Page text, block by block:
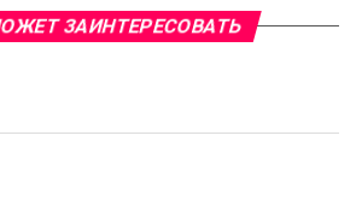
ЗАИНТЕРЕСОВАТЬ